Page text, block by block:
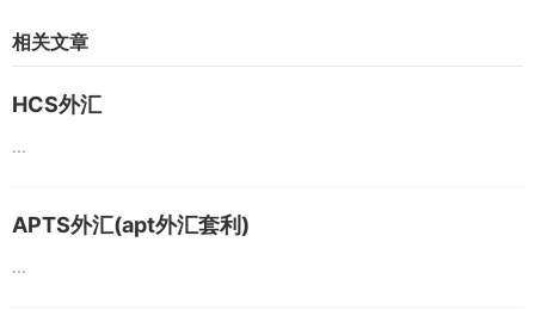
相关文章
HCS外汇
...
APTS外汇(apt外汇套利)
...